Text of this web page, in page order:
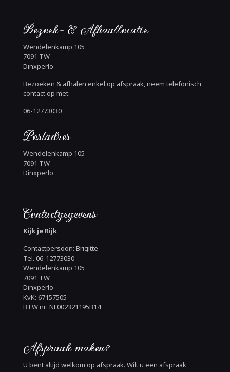
Bezoek- & Afhaallocatie
Wendelenkamp 105
7091 TW
Dinxperlo
Bezoeken & afhalen enkel op afspraak, neem telefonisch
contact op met:
06-12773030
Postadres
Wendelenkamp 105
7091 TW
Dinxperlo
Contactgegevens
Kijk je Rijk
Contactpersoon: Brigitte
Tel. 06-12773030
Wendelenkamp 105
7091 TW
Dinxperlo
KvK: 67157505
BTW nr: NL002321195B14
Afspraak maken?
U bent altijd welkom op afspraak. Wilt u een afspraak